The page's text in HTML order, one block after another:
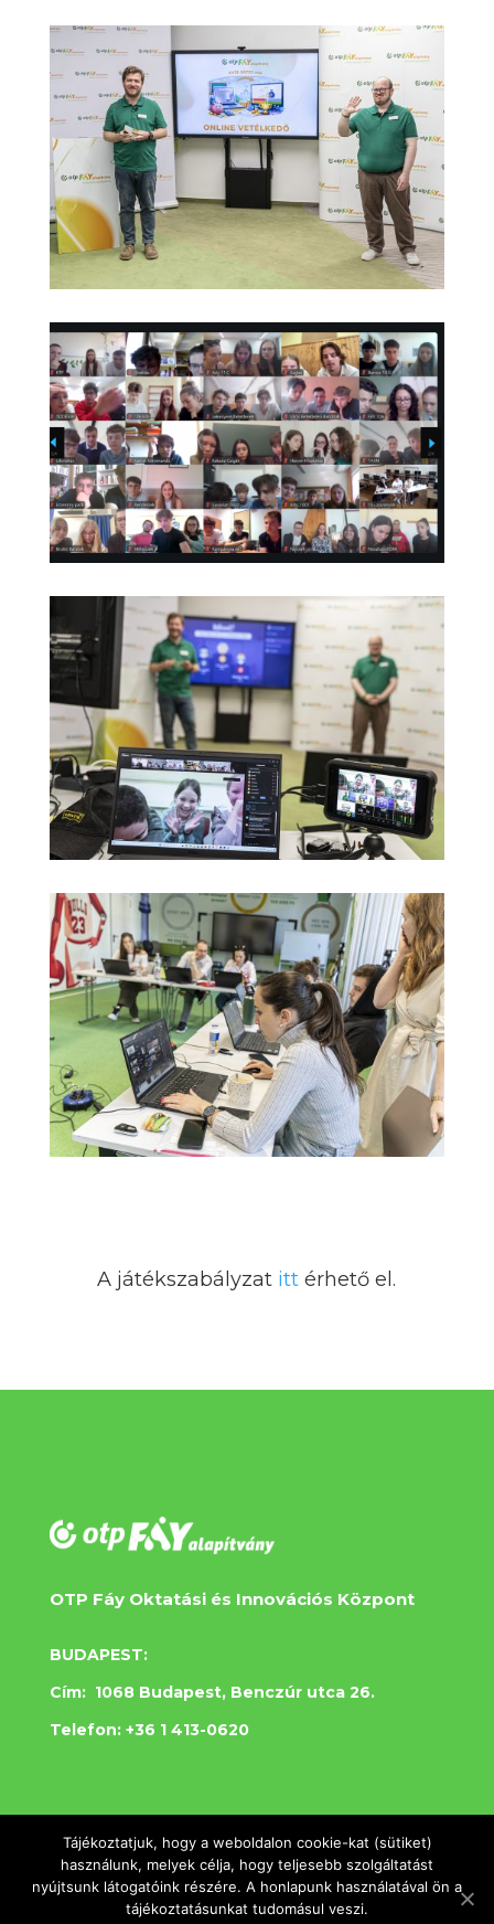
A játékszabályzat itt érhető el.
OTP Fáy Oktatási és Innovációs Központ
BUDAPEST:
Cím: 1068 Budapest, Benczúr utca 26.
Telefon: +36 1 413-0620
NYÍREGYHÁZA:
Cím: 4400 Nyíregyháza, Rákóczi u. 1.
Tájékoztatjuk, hogy a weboldalon cookie-kat (sütiket)
használunk, melyek célja, hogy teljesebb szolgáltatást
nyújtsunk látogatóink részére. A honlapunk használatával ön a
tájékoztatásunkat tudomásul veszi.